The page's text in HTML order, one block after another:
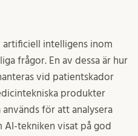
artificiell intelligens inom
frågor. En av dessa är hur
vid patientskador
produkter
används för att analysera
tekniken visat på god